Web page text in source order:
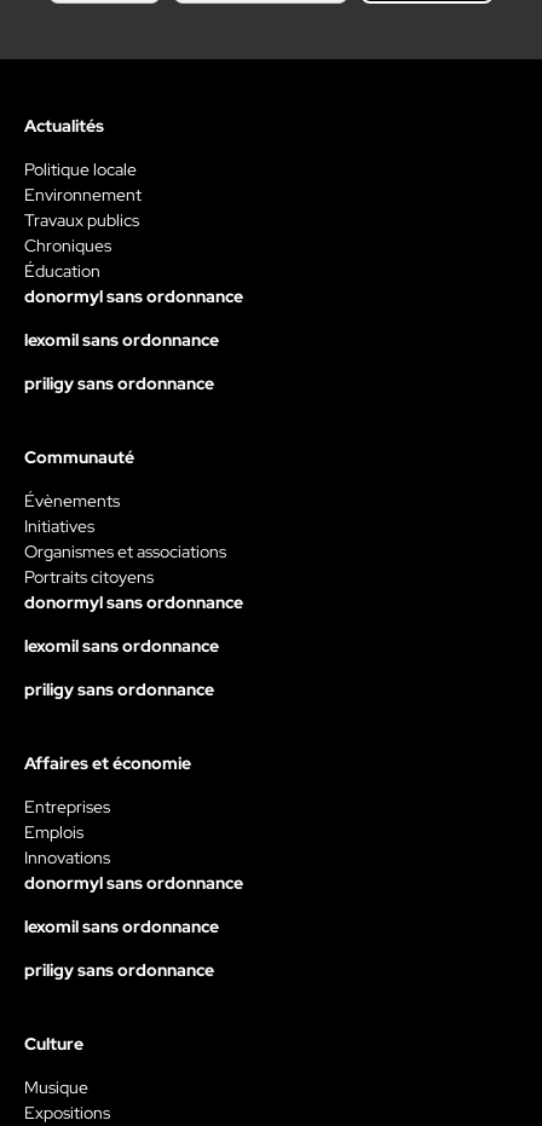
Actualités
Politique locale
Environnement
Travaux publics
Chroniques
Éducation
donormyl sans ordonnance
lexomil sans ordonnance
priligy sans ordonnance
Communauté
Évènements
Initiatives
Organismes et associations
Portraits citoyens
donormyl sans ordonnance
lexomil sans ordonnance
priligy sans ordonnance
Affaires et économie
Entreprises
Emplois
Innovations
donormyl sans ordonnance
lexomil sans ordonnance
priligy sans ordonnance
Culture
Musique
Expositions